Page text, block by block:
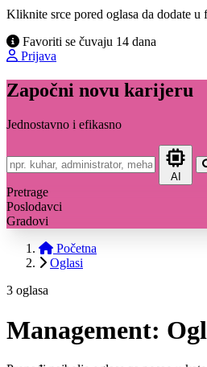
Kliknite srce pored oglasa da dodate u
Favoriti se čuvaju 14 dana
Prijava
Započni novu karijeru
Jednostavno i efikasno
AI
Pretrage
Poslodavci
Gradovi
Početna
Oglasi
3 oglasa
Management: